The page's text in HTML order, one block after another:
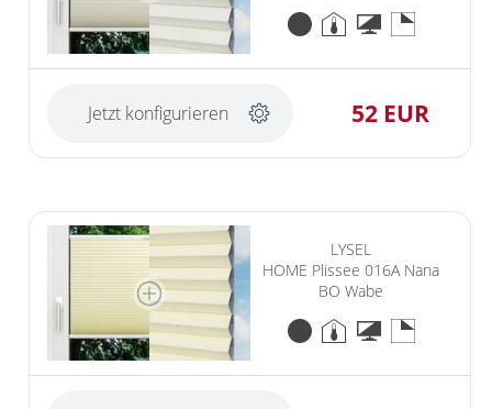
Jetzt konfigurieren 52 EUR
LYSEL
HOME Plissee 016A Nana
BO Wabe